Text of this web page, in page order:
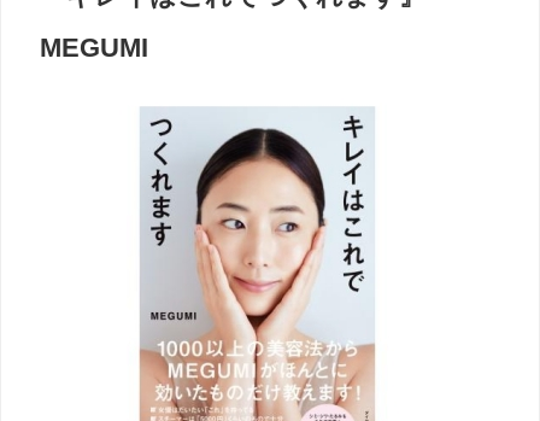
MEGUMI